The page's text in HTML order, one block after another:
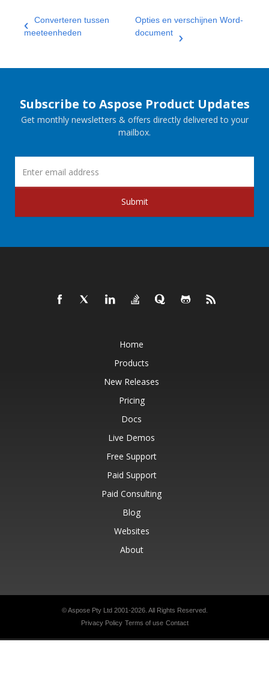
Converteren tussen
meeteenheden
Opties en verschijnen Word-
document
Subscribe to Aspose Product Updates
Get monthly newsletters & offers directly delivered to your
mailbox.
Submit
Home
Products
New Releases
Pricing
Docs
Live Demos
Free Support
Paid Support
Paid Consulting
Blog
Websites
About
© Aspose Pty Ltd 2001-2026. All Rights Reserved.
Privacy Policy Terms of use Contact